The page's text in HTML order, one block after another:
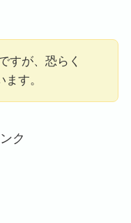
すが、恐らく
す。
ク